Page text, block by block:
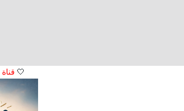
🤍 قناة